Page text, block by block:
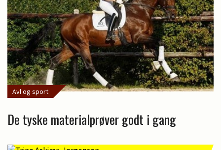
Avl og sport
De tyske materialprøver godt i gang